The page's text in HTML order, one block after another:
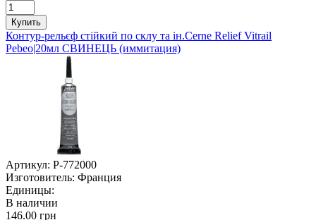
Купить
Контур-рельєф стійкий по склу та ін.Cerne Relief Vitrail
Pebeo|20мл СВИНЕЦЬ (иммитация)
Артикул: P-772000
Изготовитель: Франция
Единицы:
В наличии
146.00 грн